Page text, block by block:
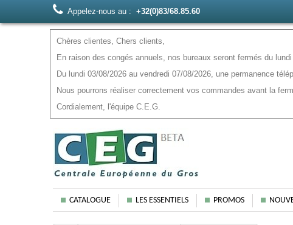
Appelez-nous au : +32(0)83/68.85.60
Chères clientes, Chers clients,
En raison des congés annuels, nos bureaux seront fermés du
Du lundi 03/08/2026 au vendredi 07/08/2026, une permanence
Nous pourrons réaliser correctement vos commandes avant la
Cordialement, l'équipe C.E.G.
CATALOGUE LES ESSENTIELS PROMOS